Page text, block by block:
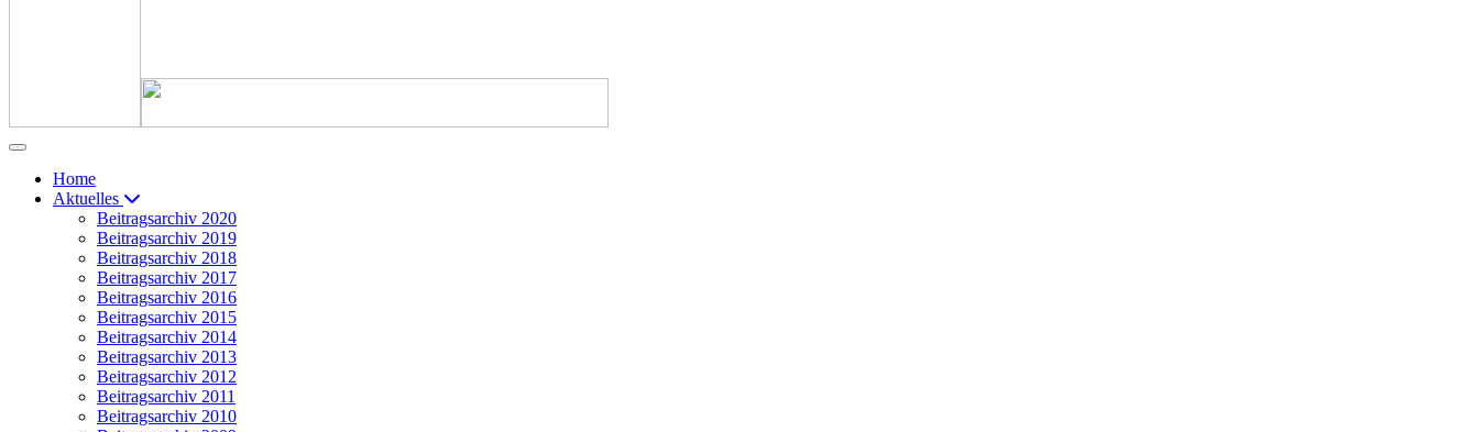
Home
Aktuelles
Beitragsarchiv 2020
Beitragsarchiv 2019
Beitragsarchiv 2018
Beitragsarchiv 2017
Beitragsarchiv 2016
Beitragsarchiv 2015
Beitragsarchiv 2014
Beitragsarchiv 2013
Beitragsarchiv 2012
Beitragsarchiv 2011
Beitragsarchiv 2010